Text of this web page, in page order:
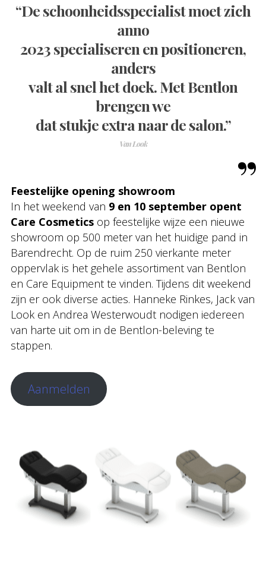
“De schoonheidsspecialist moet zich
anno
2023 specialiseren en positioneren,
anders
valt al snel het doek. Met Bentlon
brengen we
dat stukje extra naar de salon.”
Van Look
Feestelijke opening showroom
In het weekend van 9 en 10 september opent
Care Cosmetics op feestelijke wijze een nieuwe
showroom op 500 meter van het huidige pand in
Barendrecht. Op de ruim 250 vierkante meter
oppervlak is het gehele assortiment van Bentlon
en Care Equipment te vinden. Tijdens dit weekend
zijn er ook diverse acties. Hanneke Rinkes, Jack van
Look en Andrea Westerwoudt nodigen iedereen
van harte uit om in de Bentlon-beleving te
stappen.
Aanmelden